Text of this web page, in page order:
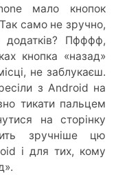
мало кнопок
само не зручно,
Пфффф,
кнопка «назад»
не заблукаєш.
з Android на
тикати пальцем
на сторінку
зручніше цю
і для тих, кому